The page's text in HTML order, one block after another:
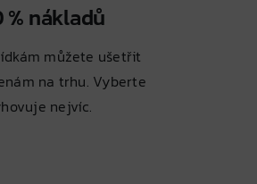
% nákladů
můžete ušetřit
na trhu. Vyberte
nejvíc.